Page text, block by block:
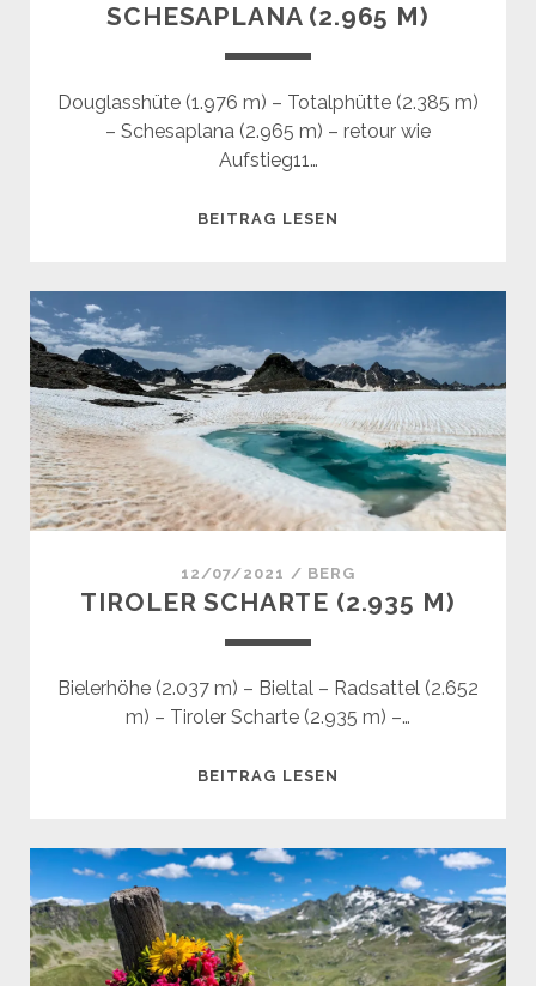
SCHESAPLANA (2.965 M)
Douglasshüte (1.976 m) – Totalphütte (2.385 m)
– Schesaplana (2.965 m) – retour wie
Aufstieg11…
BEITRAG LESEN
12/07/2021 / BERG
TIROLER SCHARTE (2.935 M)
Bielerhöhe (2.037 m) – Bieltal – Radsattel (2.652
m) – Tiroler Scharte (2.935 m) –…
BEITRAG LESEN
M)